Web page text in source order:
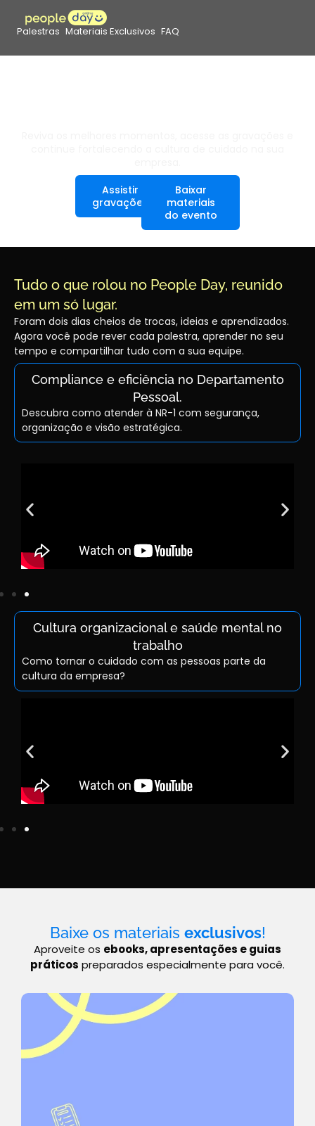
Palestras Materiais Exclusivos FAQ
Assistir
gravações
Baixar
materiais
do evento
Tudo o que rolou no People Day, reunido
em um só lugar.
Foram dois dias cheios de trocas, ideias e aprendizados.
Agora você pode rever cada palestra, aprender no seu
tempo e compartilhar tudo com a sua equipe.
Compliance e eficiência no Departamento
Pessoal.
Descubra como atender à NR-1 com segurança,
organização e visão estratégica.
Cultura organizacional e saúde mental no
trabalho
Como tornar o cuidado com as pessoas parte da
cultura da empresa?
Baixe os materiais exclusivos!
Aproveite os ebooks, apresentações e guias
práticos preparados especialmente para você.